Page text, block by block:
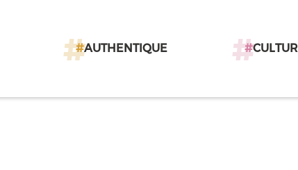
#AUTHENTIQUE #